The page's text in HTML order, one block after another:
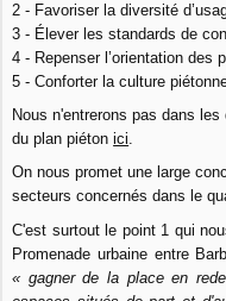
2 - Favoriser la diversité
3 - Élever les standards de
4 - Repenser l’orientation des
5 - Conforter la culture
Nous n'entrerons pas dans
du plan piétonici.
On nous promet une large
secteurs concernés dans le
C'est surtout le point 1 qui
Promenade urbaine entre
« gagner de la place en